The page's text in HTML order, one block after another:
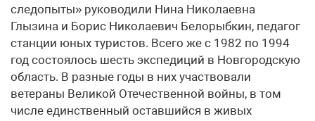
следопыты» руководили Нина Николаевна
Глызина и Борис Николаевич Белорыбкин, педагог
станции юных туристов. Всего же с 1982 по 1994
год состоялось шесть экспедиций в Новгородскую
область. В разные годы в них участвовали
ветераны Великой Отечественной войны, в том
числе единственный оставшийся в живых